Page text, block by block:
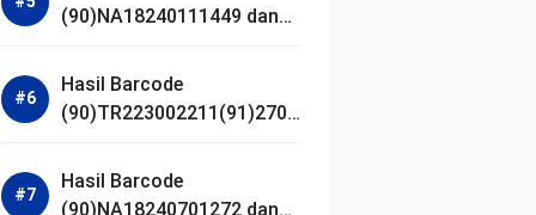
(90)NA18240111449 dan
Hasil Barcode
(90)TR223002211(91)2701
Hasil Barcode
(90)NA18240701272 dan